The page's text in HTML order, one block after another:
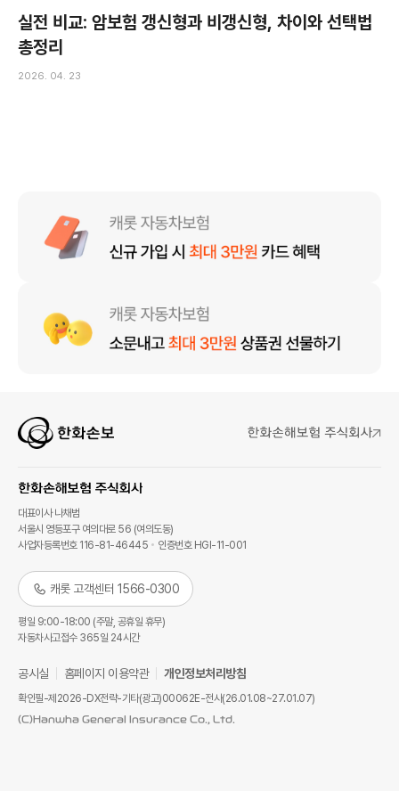
실전 비교: 암보험 갱신형과 비갱신형, 차이와 선택법
총정리
2026. 04. 23
대표이사 나채범
서울시 영등포구 여의대로 56 (여의도동)
사업자등록번호 116-81-46445
인증번호 HGI-11-001
캐롯 고객센터 1566-0300
평일 9:00-18:00 (주말, 공휴일 휴무)
자동차사고접수 365일 24시간
공시실 홈페이지 이용약관 개인정보처리방침
확인필-제2026-DX전략-기타(광고)00062E-전사(26.01.08~27.01.07)
(C)Hanwha General Insurance Co., Ltd.